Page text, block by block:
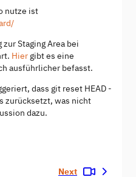
nutze ist
Staging Area bei
Hier gibt es eine
ausführlicher befasst.
dass git reset HEAD -
zurücksetzt, was nicht
dazu.
Next